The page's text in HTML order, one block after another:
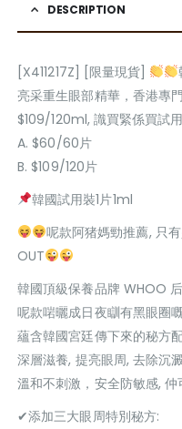
DESCRIPTION
[X411217Z] [限量現貨]
亮采重生眼部精華，香港專
$109/120ml, 識買緊係買試
A. $60/60片
B. $109/120片
韓國試用裝1片1ml
呢款阿猪媽勁推薦, 只
OUT
韓國頂級保養品牌 WHOO 后
呢款啱曬成日夜瞓有黑眼圈
蘊含韓國宮廷傳下來的秘方
深層滋養, 提亮眼周, 去除沉
溫和不刺激，安全防敏感,
✔添加三大眼周特別秘方: